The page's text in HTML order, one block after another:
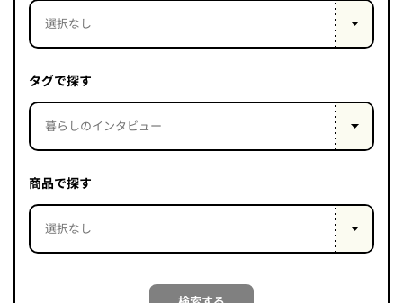
UP
PROJECT
LIFE
LABEL
タグで探す
商品で探す